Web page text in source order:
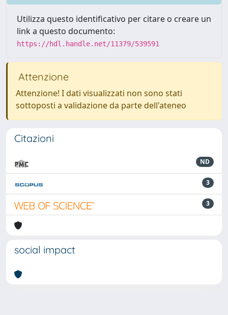
Utilizza questo identificativo per citare o creare un
link a questo documento:
https://hdl.handle.net/11379/539591
Attenzione
Attenzione! I dati visualizzati non sono stati
sottoposti a validazione da parte dell'ateneo
Citazioni
ND
3
3
social impact